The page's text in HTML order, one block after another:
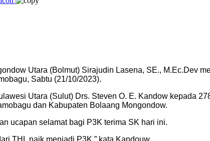
Utara (Bolmut) Sirajudin Lasena, SE., M.Ec.Dev
Sabtu (21/10/2023).
Utara (Sulut) Drs. Steven O. E. Kandow kepada
dan Kabupaten Bolaang Mongondow.
ucapan selamat bagi P3K terima SK hari ini.
THL naik menjadi P3K,” kata Kandouw.